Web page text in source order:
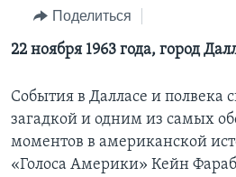
Перейти
поиск
ПОЧЕМУ ЭТО ВАЖНО?
ДИСКУССИЯ VOA
НЬЮ-ЙОРК NEW YORK
АМЕРИКА. БОЛЬШОЕ
А КАК В АМЕРИКЕ?
АРТЕФАКТЫ
ТЕСТЫ
ФАКТЫ ПРОТИВ ФЕЙКОВ
ЗА СВОБОДУ ПРЕССЫ
ПОДПИСКА НА НОВОСТИ
Поделиться
22 ноября 1963 года, город
События в Далласе и полвека
загадкой и одним из самых
моментов в американской
«Голоса Америки» Кейн